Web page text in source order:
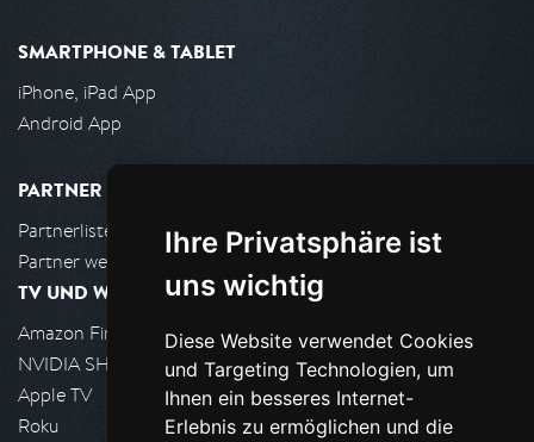
Ihre Privatsphäre ist
uns wichtig
Diese Website verwendet Cookies
und Targeting Technologien, um
Ihnen ein besseres Internet-
Erlebnis zu ermöglichen und die
SMARTPHONE & TABLET
iPhone, iPad App
Android App
PARTNER
Partnerliste
Partner werden
TV UND WOHNZIMMER
Amazon FireTV
NVIDIA SHIELD, Google TV
Apple TV
Roku